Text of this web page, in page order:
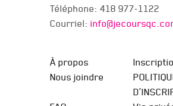
Téléphone: 418 977-1122
Courriel:
À propos
Nous joindre